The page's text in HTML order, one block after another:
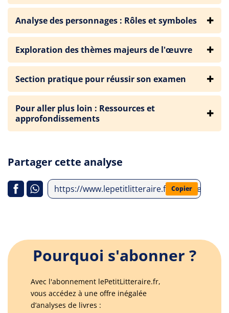
Analyse des personnages : Rôles et symboles
Exploration des thèmes majeurs de l'œuvre
Section pratique pour réussir son examen
Pour aller plus loin : Ressources et
approfondissements
Partager cette analyse
https://www.lepetitlitteraire.fr/analyses-
Copier
Pourquoi s'abonner ?
Avec l'abonnement lePetitLitteraire.fr,
vous accédez à une offre inégalée
d’analyses de livres :